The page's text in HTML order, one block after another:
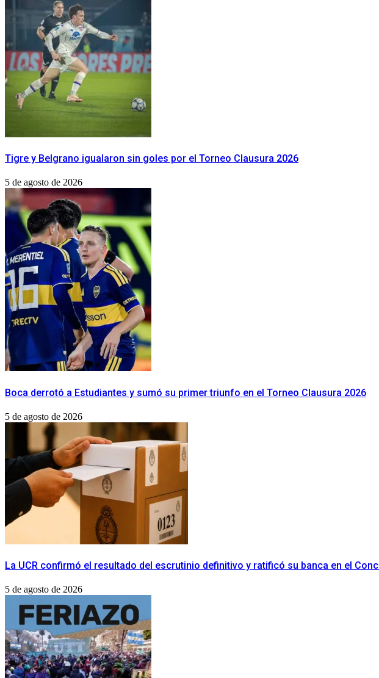
Tigre y Belgrano igualaron sin goles por el Torneo Clausura 2026
5 de agosto de 2026
Boca derrotó a Estudiantes y sumó su primer triunfo en el Torneo Clausura 2026
5 de agosto de 2026
La UCR confirmó el resultado del escrutinio definitivo y ratificó su banca en el
5 de agosto de 2026